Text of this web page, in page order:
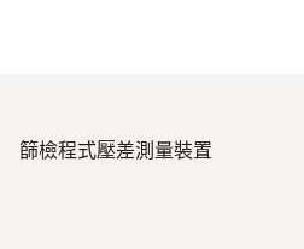
篩檢程式壓差測量裝置